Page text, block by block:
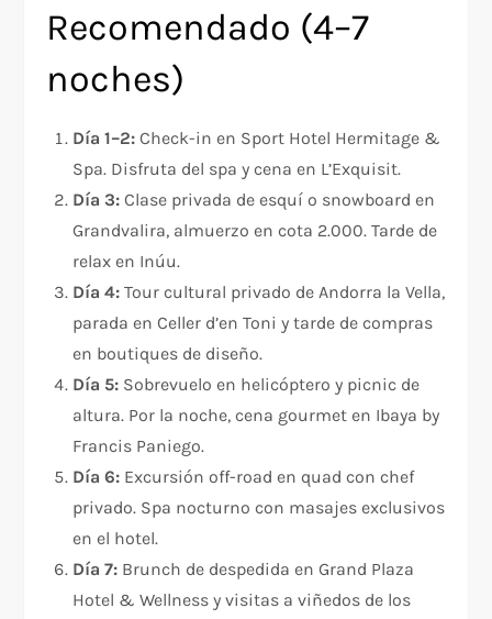
Recomendado (4–7
noches)
Día 1–2: Check-in en Sport Hotel Hermitage &
Spa. Disfruta del spa y cena en L’Exquisit.
Día 3: Clase privada de esquí o snowboard en
Grandvalira, almuerzo en cota 2.000. Tarde de
relax en Inúu.
Día 4: Tour cultural privado de Andorra la Vella,
parada en Celler d’en Toni y tarde de compras
en boutiques de diseño.
Día 5: Sobrevuelo en helicóptero y picnic de
altura. Por la noche, cena gourmet en Ibaya by
Francis Paniego.
Día 6: Excursión off-road en quad con chef
privado. Spa nocturno con masajes exclusivos
en el hotel.
Día 7: Brunch de despedida en Grand Plaza
Hotel & Wellness y visitas a viñedos de los